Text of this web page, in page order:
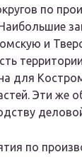
по
и
для
Эти же
по